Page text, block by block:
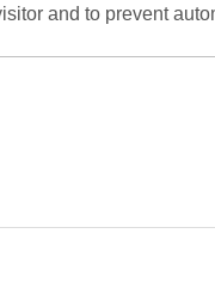
and to prevent